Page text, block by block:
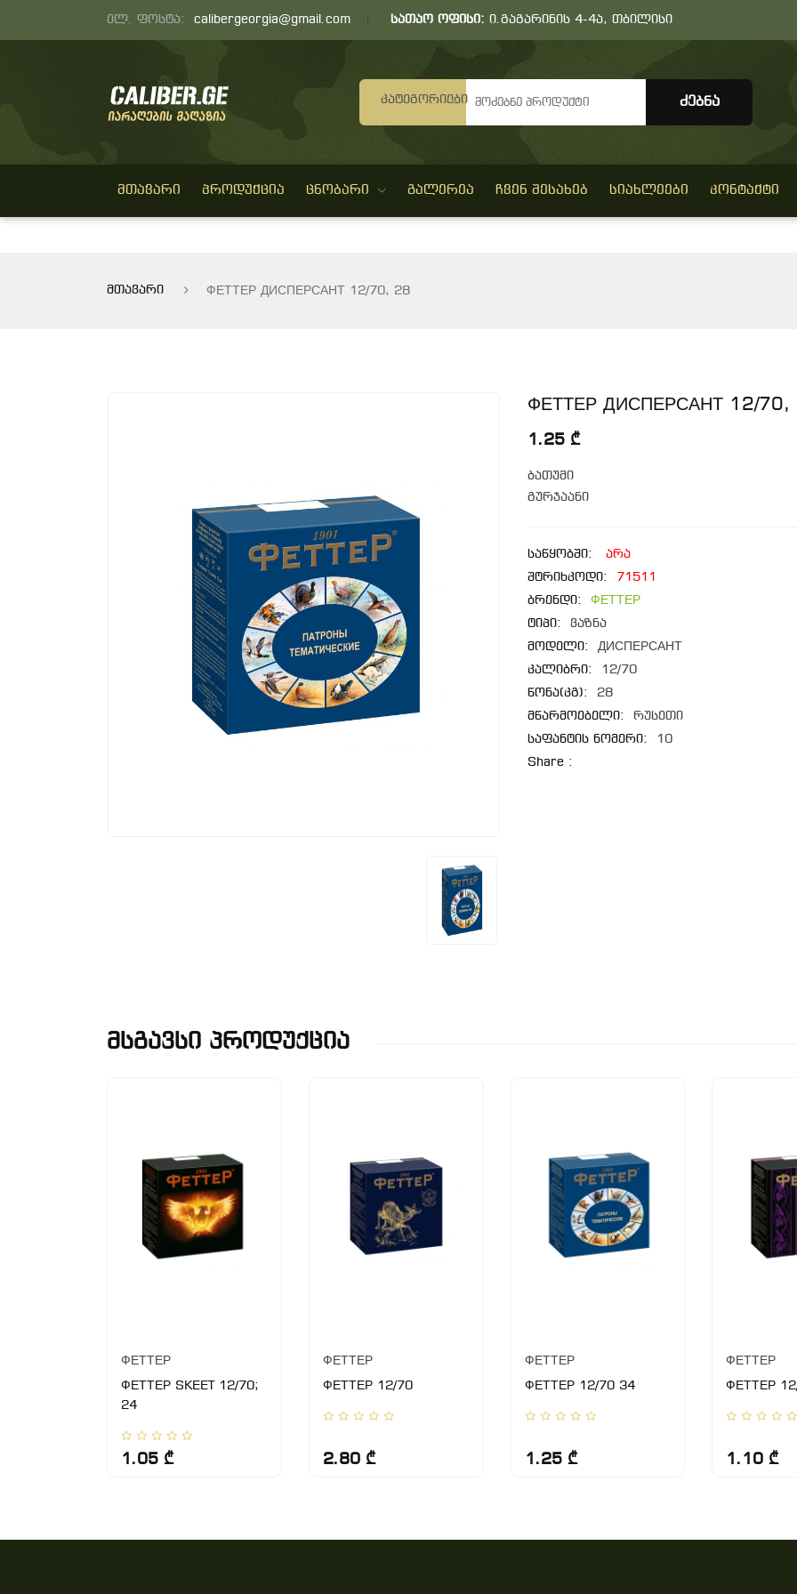
ელ. ფოსტა: calibergeorgia@gmail.com სათაო ოფისი: ი.გაგარინის 4-4ა, თბილისი
Კატეგორიები
ᲛᲗᲐᲕᲐᲠᲘ ᲞᲠᲝᲓᲣᲥᲪᲘᲐ ᲪᲜᲝᲑᲐᲠᲘ ᲒᲐᲚᲔᲠᲔᲐ ᲩᲕᲔᲜ ᲨᲔᲡᲐᲮᲔᲑ ᲡᲘᲐᲮᲚᲔᲔᲑᲘ ᲙᲝᲜᲢᲐᲥᲢᲘ
მთავარი ФЕТТЕР ДИСПЕРСАНТ 12/70, 28
ФЕТТЕР ДИСПЕРСАНТ 12/70,
1.25 ₾
ბათუმი
გურჯაანი
საწყობში:
არა
შტრიხკოდი:
71511
ბრენდი:
ФЕТТЕР
ტიპი:
ვაზნა
მოდელი:
ДИСПЕРСАНТ
კალიბრი:
12/70
წონა(კგ):
28
მწარმოებელი:
რუსეთი
საფანტის ნომერი:
10
Share :
Მსგავსი Პროდუქცია
ФЕТТЕР
ФЕТТЕР SKEET 12/70;
24
1.05 ₾
ФЕТТЕР
ФЕТТЕР 12/70
2.80 ₾
ФЕТТЕР
ФЕТТЕР 12/70 34
1.25 ₾
ФЕТТЕР
ФЕТТЕР
1.10 ₾